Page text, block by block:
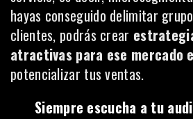
hayas conseguido delimitar
clientes, podrás crear
atractivas para ese mercado
potencializar tus ventas.
Siempre escucha a tu